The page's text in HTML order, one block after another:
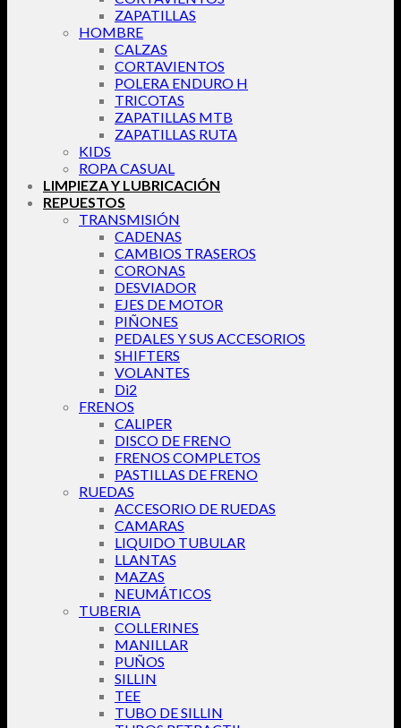
ZAPATILLAS
HOMBRE
CALZAS
CORTAVIENTOS
POLERA ENDURO H
TRICOTAS
ZAPATILLAS MTB
ZAPATILLAS RUTA
KIDS
ROPA CASUAL
LIMPIEZA Y LUBRICACIÓN
REPUESTOS
TRANSMISIÓN
CADENAS
CAMBIOS TRASEROS
CORONAS
DESVIADOR
EJES DE MOTOR
PIÑONES
PEDALES Y SUS ACCESORIOS
SHIFTERS
VOLANTES
Di2
FRENOS
CALIPER
DISCO DE FRENO
FRENOS COMPLETOS
PASTILLAS DE FRENO
RUEDAS
ACCESORIO DE RUEDAS
CAMARAS
LIQUIDO TUBULAR
LLANTAS
MAZAS
NEUMÁTICOS
TUBERIA
COLLERINES
MANILLAR
PUÑOS
SILLIN
TEE
TUBO DE SILLIN